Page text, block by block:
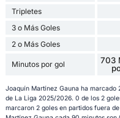
Tripletes
3 o Más Goles
2 o Más Goles
Minutos por gol
703
Joaquín Martínez Gauna ha marcado
de La Liga 2025/2026. 0 de los 2
marcaron 2 goles en partidos fuera